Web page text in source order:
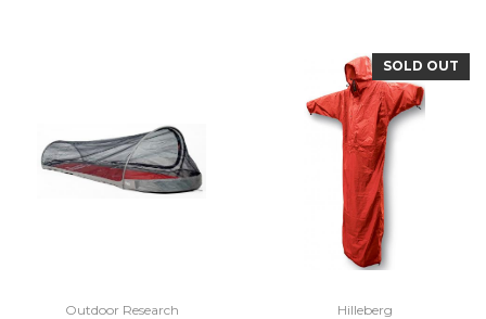
Outdoor Research
SOLD OUT
Hilleberg